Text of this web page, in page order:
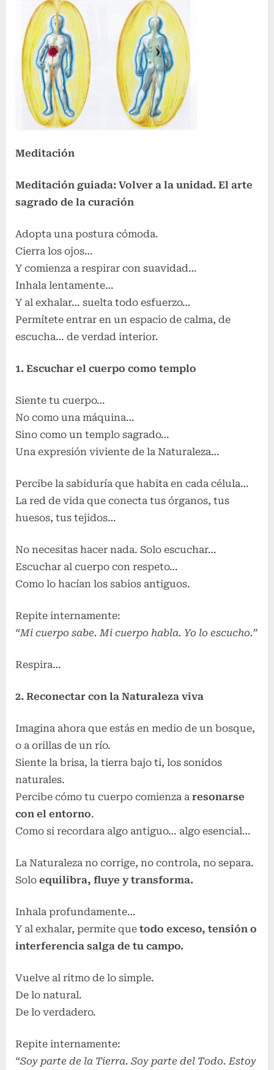
Meditación
Meditación guiada: Volver a la unidad. El arte
sagrado de la curación
Adopta una postura cómoda.
Cierra los ojos…
Y comienza a respirar con suavidad…
Inhala lentamente…
Y al exhalar… suelta todo esfuerzo…
Permítete entrar en un espacio de calma, de
escucha… de verdad interior.
1. Escuchar el cuerpo como templo
Siente tu cuerpo…
No como una máquina…
Sino como un templo sagrado…
Una expresión viviente de la Naturaleza…
Percibe la sabiduría que habita en cada célula…
La red de vida que conecta tus órganos, tus
huesos, tus tejidos…
No necesitas hacer nada. Solo escuchar…
Escuchar al cuerpo con respeto…
Como lo hacían los sabios antiguos.
Repite internamente:
“Mi cuerpo sabe. Mi cuerpo habla. Yo lo escucho.”
Respira…
2. Reconectar con la Naturaleza viva
Imagina ahora que estás en medio de un bosque,
o a orillas de un río.
Siente la brisa, la tierra bajo ti, los sonidos
naturales.
Percibe cómo tu cuerpo comienza a resonarse
con el entorno.
Como si recordara algo antiguo… algo esencial…
La Naturaleza no corrige, no controla, no separa.
Solo equilibra, fluye y transforma.
Inhala profundamente…
Y al exhalar, permite que todo exceso, tensión o
interferencia salga de tu campo.
Vuelve al ritmo de lo simple.
De lo natural.
De lo verdadero.
Repite internamente:
“Soy parte de la Tierra. Soy parte del Todo. Estoy